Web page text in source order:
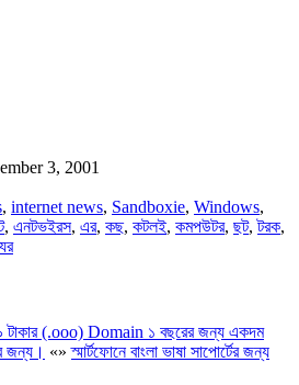
3, 2001
, internet news, Sandboxie, Windows,
, এনটভইরস, এর, কছ, কটলই, কমপউটর, ছট,টরক,
টাকার (.ooo) Domain ১ বছরের জন্য একদম
জন্য। «»স্মার্টফোনে বাংলা ভাষা সাপোর্টের জন্য